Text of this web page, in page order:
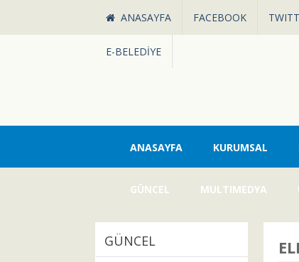
ANASAYFA FACEBOOK
E-BELEDİYE
ANASAYFA KURUMSAL
GÜNCEL MULTIMEDYA
GÜNCEL